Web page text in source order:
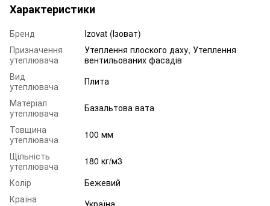
Характеристики
Бренд
Izovat (Ізоват)
Призначення
утеплювача
Утеплення плоского даху, Утеплення
вентильованих фасадів
Вид
утеплювача
Плита
Матеріал
утеплювача
Базальтова вата
Товщина
утеплювача
100 мм
Щільність
утеплювача
180 кг/м3
Колір
Бежевий
Країна
Україна